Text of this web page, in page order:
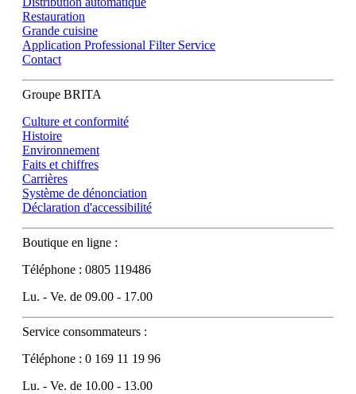
Restauration
Grande cuisine
Application Professional Filter Service
Contact
Groupe BRITA
Culture et conformité
Histoire
Environnement
Faits et chiffres
Carrières
Système de dénonciation
Déclaration d'accessibilité
Boutique en ligne :
Téléphone : 0805 119486
Lu. - Ve. de 09.00 - 17.00
Service consommateurs :
Téléphone : 0 169 11 19 96
Lu. - Ve. de 10.00 - 13.00